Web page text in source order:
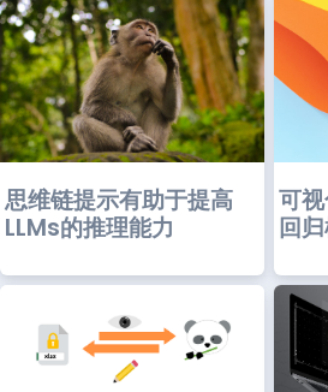
思维链提示有助于提高
LLMs的推理能力
可
回